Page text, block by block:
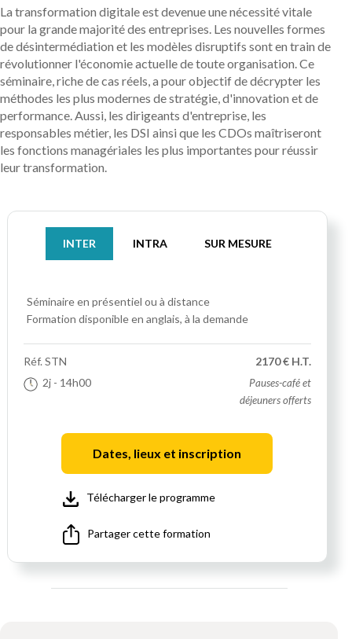
La transformation digitale est devenue une nécessité vitale
pour la grande majorité des entreprises. Les nouvelles formes
de désintermédiation et les modèles disruptifs sont en train de
révolutionner l'économie actuelle de toute organisation. Ce
séminaire, riche de cas réels, a pour objectif de décrypter les
méthodes les plus modernes de stratégie, d'innovation et de
performance. Aussi, les dirigeants d'entreprise, les
responsables métier, les DSI ainsi que les CDOs maîtriseront
les fonctions managériales les plus importantes pour réussir
leur transformation.
INTER INTRA SUR MESURE
Séminaire en présentiel ou à distance
Formation disponible en anglais, à la demande
Réf.STN
2j - 14h00
2170 € H.T.
Pauses-café et
déjeuners offerts
Dates, lieux et inscription
Télécharger le programme
Partager cette formation